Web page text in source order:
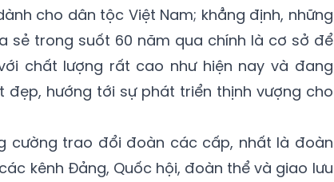
cho dân tộc Việt Nam; khẳng định, những
sẻ trong suốt 60 năm qua chính là cơ sở để
chất lượng rất cao như hiện nay và đang
hướng tới sự phát triển thịnh vượng cho
cường trao đổi đoàn các cấp, nhất là đoàn
kênh Đảng, Quốc hội, đoàn thể và giao lưu